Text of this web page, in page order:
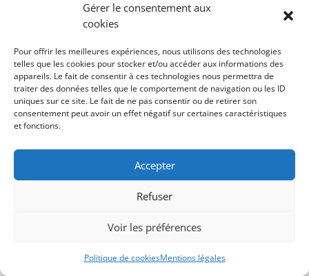
Gérer le consentement aux
cookies
Pour offrir les meilleures expériences, nous utilisons des technologies
telles que les cookies pour stocker et/ou accéder aux informations des
appareils. Le fait de consentir à ces technologies nous permettra de
traiter des données telles que le comportement de navigation ou les ID
uniques sur ce site. Le fait de ne pas consentir ou de retirer son
consentement peut avoir un effet négatif sur certaines caractéristiques
et fonctions.
Accepter
Refuser
Voir les préférences
Politique de cookiesMentions légales